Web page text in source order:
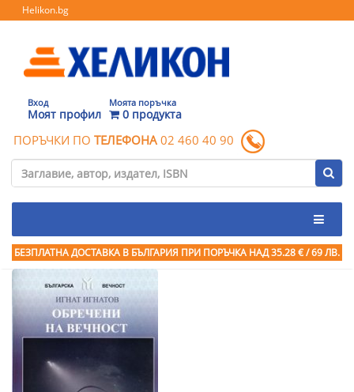
Helikon.bg
Вход
Моят профил
Моята поръчка
0 продукта
ПОРЪЧКИ ПО ТЕЛЕФОНА 02 460 40 90
БЕЗПЛАТНА ДОСТАВКА В БЪЛГАРИЯ ПРИ ПОРЪЧКА НАД 35.28 € / 69 ЛВ.